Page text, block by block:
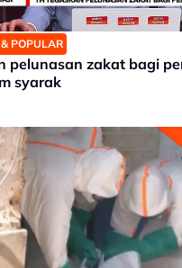
POPULAR
pelunasan zakat bagi
syarak